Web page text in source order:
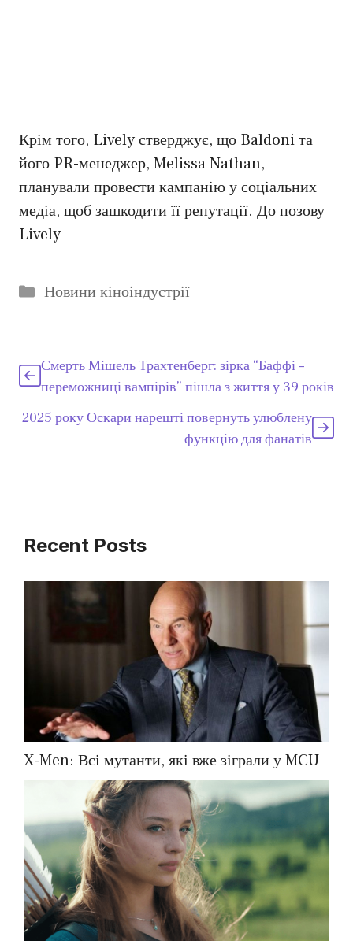
Крім того, Lively стверджує, що Baldoni та
його PR-менеджер, Melissa Nathan,
планували провести кампанію у соціальних
медіа, щоб зашкодити її репутації. До позову
Lively
Категорії
Новини кіноіндустрії
Смерть Мішель Трахтенберг: зірка “Баффі –
переможниці вампірів” пішла з життя у 39 років
2025 року Оскари нарешті повернуть улюблену
функцію для фанатів
Recent Posts
X-Men: Всі мутанти, які вже зіграли у MCU